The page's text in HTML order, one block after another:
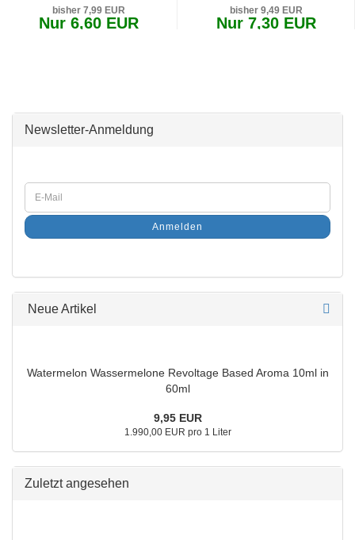
bisher 7,99 EUR
Nur 6,60 EUR
bisher 9,49 EUR
Nur 7,30 EUR
Newsletter-Anmeldung
Anmelden
Neue Artikel
Watermelon Wassermelone Revoltage Based Aroma 10ml in
60ml
9,95 EUR
1.990,00 EUR pro 1 Liter
Zuletzt angesehen